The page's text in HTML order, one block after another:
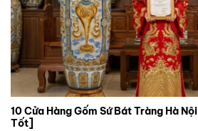
10 Cửa Hàng Gốm Sứ Bát Tràng Hà
Tốt]